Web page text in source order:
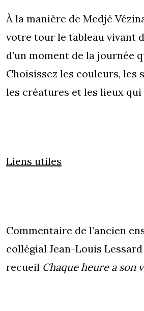
À la manière de Medjé
votre tour le tableau vivant
d’un moment de la journée
Choisissez les couleurs, les
les créatures et les lieux
Liens utiles
Commentaire de l’ancien
collégial Jean-Louis Lessard
recueil Chaque heure a son